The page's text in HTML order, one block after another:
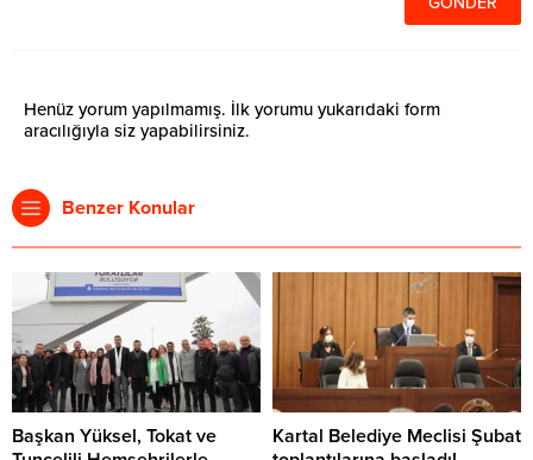
Henüz yorum yapılmamış. İlk yorumu yukarıdaki form
aracılığıyla siz yapabilirsiniz.
Benzer Konular
Başkan Yüksel, Tokat ve
Kartal Belediye Meclisi Şubat